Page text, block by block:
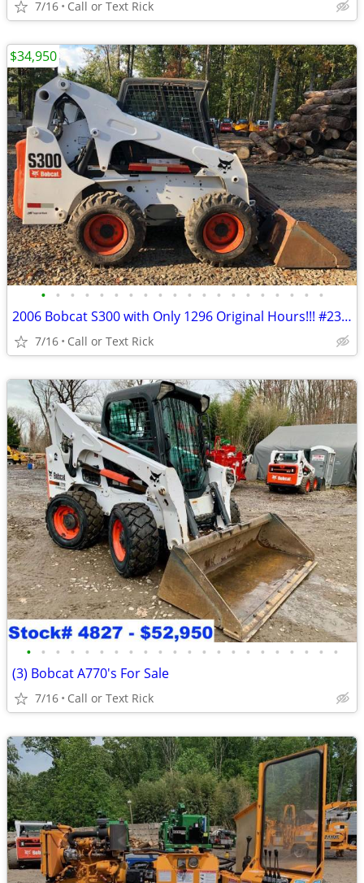
7/16 Call or Text Rick
• • • • • • • • • • • • • • • • • • • •
2006 Bobcat S300 with Only 1296 Original Hours!!! #2375
7/16 Call or Text Rick
$34,950
• • • • • • • • • • • • • • • • • • • • • •
(3) Bobcat A770's For Sale
7/16 Call or Text Rick